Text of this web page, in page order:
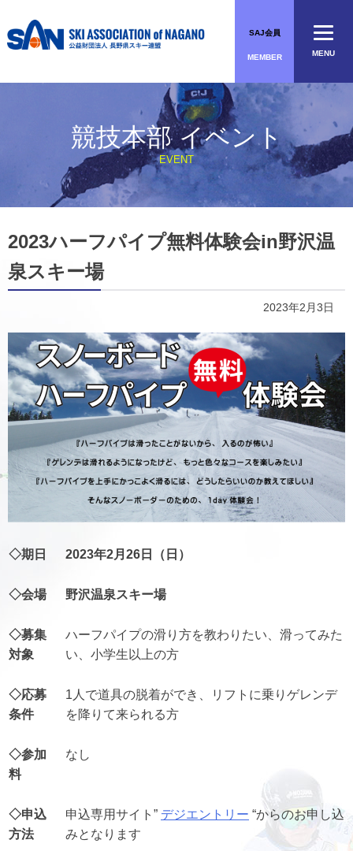
to
content
SAJ会員
MEMBER
競技本部 イベント
EVENT
2023ハーフパイプ無料体験会in野沢温
泉スキー場
2023年2月3日
◇期日 2023年2月26日（日）
◇会場 野沢温泉スキー場
◇募集
対象
ハーフパイプの滑り方を教わりたい、滑ってみた
い、小学生以上の方
◇応募
条件
1人で道具の脱着ができ、リフトに乗りゲレンデ
を降りて来られる方
◇参加
料
なし
◇申込
方法
申込専用サイト” デジエントリー “からのお申し込
みとなります
MENU